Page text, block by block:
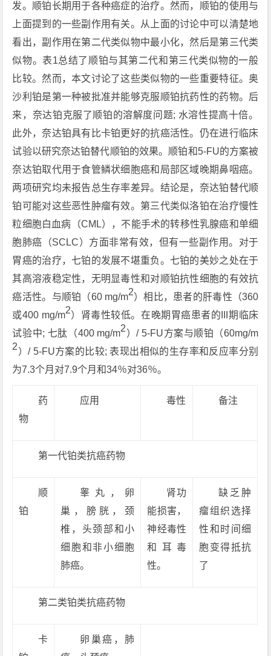
发。顺铂长期用于各种癌症的治疗。然而，顺铂的使用与
上面提到的一些副作用有关。从上面的讨论中可以清楚地
看出，副作用在第二代类似物中最小化，然后是第三代类
似物。表1总结了顺铂与其第二代和第三代类似物的一般
比较。然而，本文讨论了这些类似物的一些重要特征。奥
沙利铂是第一种被批准并能够克服顺铂抗药性的药物。后
来，奈达铂克服了顺铂的溶解度问题; 水溶性提高十倍。
此外，奈达铂具有比卡铂更好的抗癌活性。仍在进行临床
试验以研究奈达铂替代顺铂的效果。顺铂和5-FU的方案被
奈达铂取代用于食管鳞状细胞癌和局部区域晚期鼻咽癌。
两项研究均未报告总生存率差异。结论是，奈达铂替代顺
铂可能对这些恶性肿瘤有效。第三代类似洛铂在治疗慢性
粒细胞白血病（CML），不能手术的转移性乳腺癌和单细
胞肺癌（SCLC）方面非常有效，但有一些副作用。对于
胃癌的治疗，七铂的发展不堪重负。七铂的美妙之处在于
其高溶液稳定性，无明显毒性和对顺铂抗性细胞的有效抗
癌活性。与顺铂（60 mg/m2）相比，患者的肝毒性（360
或400 mg/m2）肾毒性较低。在晚期胃癌患者的III期临床
试验中; 七肽（400 mg/m2）/ 5-FU方案与顺铂（60mg/m
2）/ 5-FU方案的比较; 表现出相似的生存率和反应率分别
为7.3个月对7.9个月和34％对36％。
药
物
应用 毒性 备注
第一代铂类抗癌药物
顺
铂
睾丸，卵
巢，膀胱，颈
椎，头颈部和小
细胞和非小细胞
肺癌。
肾功
能损害，
神经毒性
和耳毒
性。
缺乏肿
瘤组织选择
性和时间细
胞变得抵抗
了
第二类铂类抗癌药物
卡
卵巢癌，肺